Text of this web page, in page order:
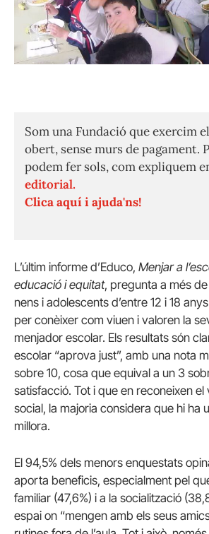
Som una Fundació que exercim
obert, sense murs de pagament.
podem fer sols, com expliquem
editorial.
Clica aquí i ajuda'ns!
L’últim informe d’Educo, Menjar a
educació i equitat, pregunta a més
nens i adolescents d’entre 12 i 18
per conèixer com viuen i valoren la
menjador escolar. Els resultats són
escolar “aprova just”, amb una nota
sobre 10, cosa que equival a un 3
satisfacció. Tot i que en reconeixen el
social, la majoria considera que hi ha
millora.
El 94,5% dels menors enquestats
aporta beneficis, especialment pel
familiar (47,6%) i a la socialització
espai on “mengen amb els seus